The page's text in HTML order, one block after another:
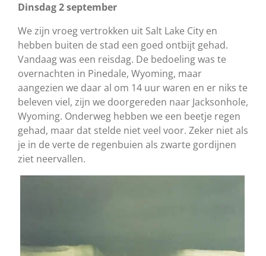
Dinsdag 2 september
We zijn vroeg vertrokken uit Salt Lake City en
hebben buiten de stad een goed ontbijt gehad.
Vandaag was een reisdag. De bedoeling was te
overnachten in Pinedale, Wyoming, maar
aangezien we daar al om 14 uur waren en er niks te
beleven viel, zijn we doorgereden naar Jacksonhole,
Wyoming. Onderweg hebben we een beetje regen
gehad, maar dat stelde niet veel voor. Zeker niet als
je in de verte de regenbuien als zwarte gordijnen
ziet neervallen.